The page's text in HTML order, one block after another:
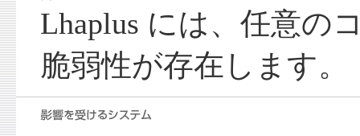
Lhaplus には、任意の
脆弱性が存在します。